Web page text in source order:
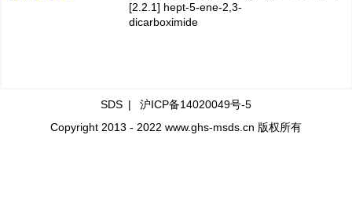
[2.2.1] hept-5-ene-2,3-
dicarboximide
SDS | 沪ICP备14020049号-5
Copyright 2013 - 2022 www.ghs-msds.cn 版权所有